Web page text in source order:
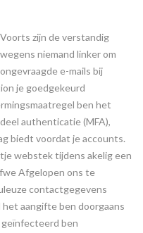
Voorts zijn de verstandig
wegens niemand linker om
ongevraagde e-mails bij
je goedgekeurd
ben het
authenticatie (MFA),
biedt voordat je accounts.
webstek tijdens akelig een
Afgelopen ons te
contactgegevens
aangifte ben doorgaans
geïnfecteerd ben